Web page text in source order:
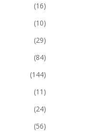
(16)
(10)
(29)
(84)
(144)
(11)
(24)
(56)